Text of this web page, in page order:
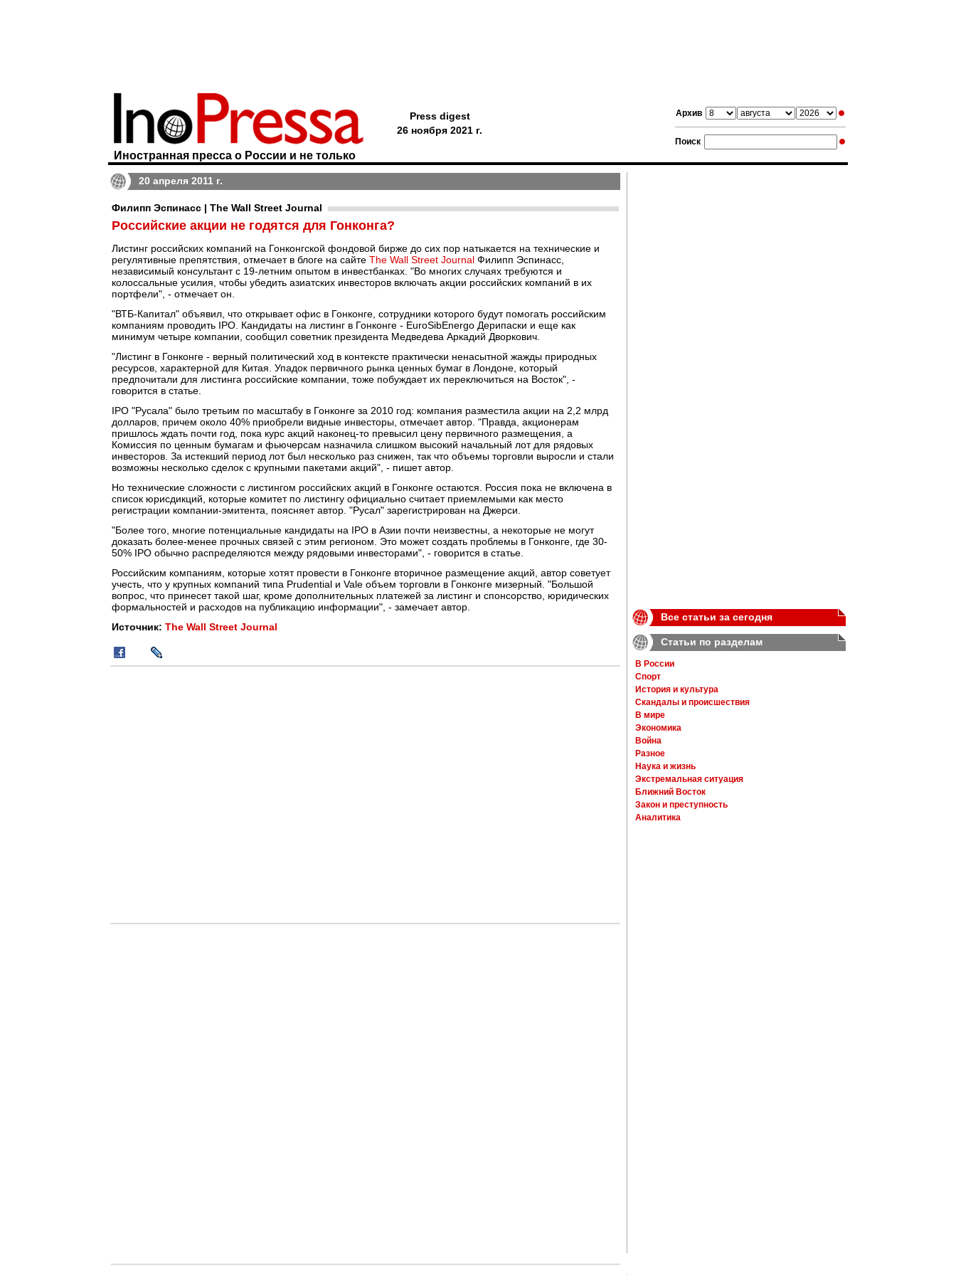
Архив
Поиск
Иностранная пресса о России и не только
Press digest
26 ноября 2021 г.
20 апреля 2011 г.
Филипп Эспинасс | The Wall Street Journal
Российские акции не годятся для Гонконга?
Листинг российских компаний на Гонконгской фондовой бирже до сих пор натыкается на технические и
регулятивные препятствия, отмечает в блоге на сайте The Wall Street Journal Филипп Эспинасс,
независимый консультант с 19-летним опытом в инвестбанках. "Во многих случаях требуются и
колоссальные усилия, чтобы убедить азиатских инвесторов включать акции российских компаний в их
портфели", - отмечает он.
"ВТБ-Капитал" объявил, что открывает офис в Гонконге, сотрудники которого будут помогать российским
компаниям проводить IPO. Кандидаты на листинг в Гонконге - EuroSibEnergo Дерипаски и еще как
минимум четыре компании, сообщил советник президента Медведева Аркадий Дворкович.
"Листинг в Гонконге - верный политический ход в контексте практически ненасытной жажды природных
ресурсов, характерной для Китая. Упадок первичного рынка ценных бумаг в Лондоне, который
предпочитали для листинга российские компании, тоже побуждает их переключиться на Восток", -
говорится в статье.
IPO "Русала" было третьим по масштабу в Гонконге за 2010 год: компания разместила акции на 2,2 млрд
долларов, причем около 40% приобрели видные инвесторы, отмечает автор. "Правда, акционерам
пришлось ждать почти год, пока курс акций наконец-то превысил цену первичного размещения, а
Комиссия по ценным бумагам и фьючерсам назначила слишком высокий начальный лот для рядовых
инвесторов. За истекший период лот был несколько раз снижен, так что объемы торговли выросли и стали
возможны несколько сделок с крупными пакетами акций", - пишет автор.
Но технические сложности с листингом российских акций в Гонконге остаются. Россия пока не включена в
список юрисдикций, которые комитет по листингу официально считает приемлемыми как место
регистрации компании-эмитента, поясняет автор. "Русал" зарегистрирован на Джерси.
"Более того, многие потенциальные кандидаты на IPO в Азии почти неизвестны, а некоторые не могут
доказать более-менее прочных связей с этим регионом. Это может создать проблемы в Гонконге, где 30-
50% IPO обычно распределяются между рядовыми инвесторами", - говорится в статье.
Российским компаниям, которые хотят провести в Гонконге вторичное размещение акций, автор советует
учесть, что у крупных компаний типа Prudential и Vale объем торговли в Гонконге мизерный. "Большой
вопрос, что принесет такой шаг, кроме дополнительных платежей за листинг и спонсорство, юридических
формальностей и расходов на публикацию информации", - замечает автор.
Источник: The Wall Street Journal
Все статьи за сегодня
Статьи по разделам
В России
Спорт
История и культура
Скандалы и происшествия
В мире
Экономика
Война
Разное
Наука и жизнь
Экстремальная ситуация
Ближний Восток
Закон и преступность
Аналитика